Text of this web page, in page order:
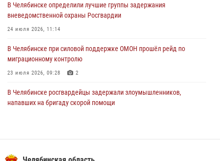
В Челябинске определили лучшие группы задержания
вневедомственной охраны Росгвардии
24 июля 2026, 11:14
В Челябинске при силовой поддержке ОМОН прошёл рейд по
миграционному контролю
23 июля 2026, 09:28 2
В Челябинске росгвардейцы задержали злоумышленников,
напавших на бригаду скорой помощи